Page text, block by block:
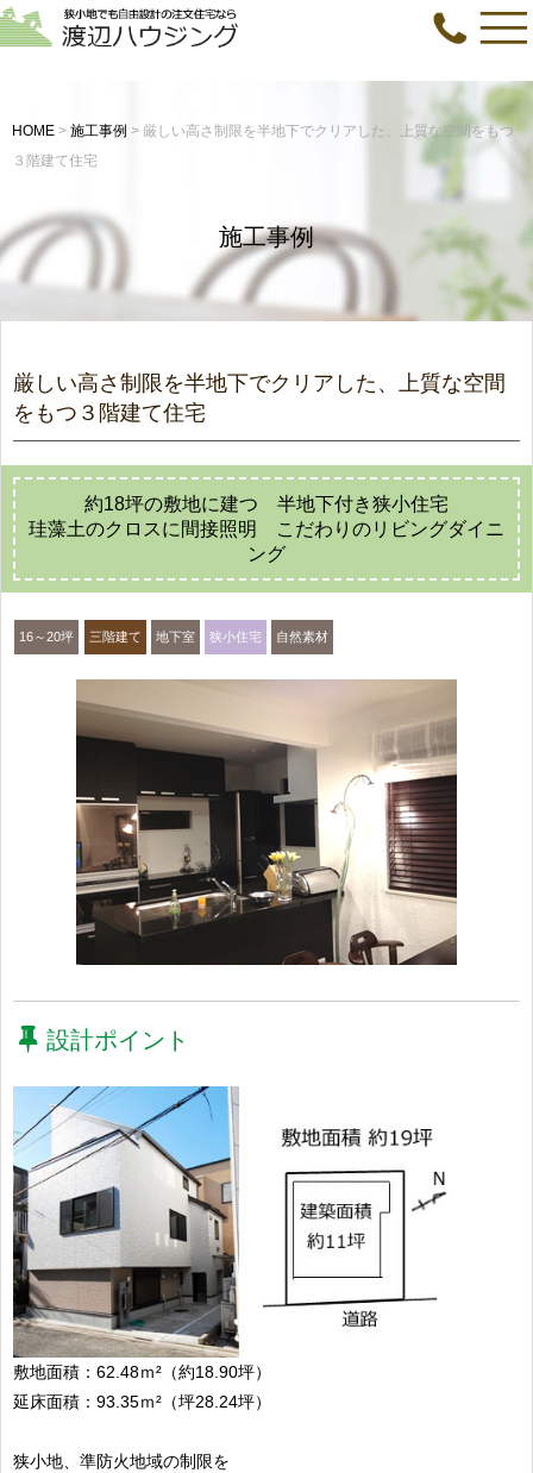
HOME > 施工事例 > 厳しい高さ制限を半地下でクリアした、上質な空間をもつ
３階建て住宅
施工事例
厳しい高さ制限を半地下でクリアした、上質な空間
をもつ３階建て住宅
約18坪の敷地に建つ 半地下付き狭小住宅
珪藻土のクロスに間接照明 こだわりのリビングダイニ
ング
16～20坪 三階建て 地下室 狭小住宅 自然素材
設計ポイント
敷地面積：62.48ｍ²（約18.90坪）
延床面積：93.35ｍ²（坪28.24坪）
狭小地、準防火地域の制限を